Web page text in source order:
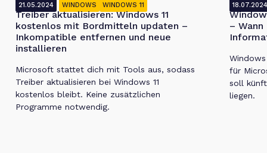
21.05.2024 WINDOWS WINDOWS 11
Treiber aktualisieren: Windows 11
kostenlos mit Bordmitteln updaten –
Inkompatible entfernen und neue
installieren
Microsoft stattet dich mit Tools aus, sodass
Treiber aktualisieren bei Windows 11
kostenlos bleibt. Keine zusätzlichen
Programme notwendig.
–
für
soll
liegen.